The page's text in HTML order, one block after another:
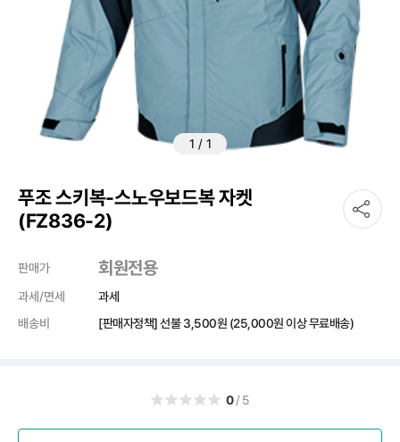
1 / 1
푸조 스키복-스노우보드복 자켓
(FZ836-2)
판매가 회원전용
과세/면세
과세
배송비
[판매자정책] 선불 3,500원 (25,000원 이상 무료배송)
0/5